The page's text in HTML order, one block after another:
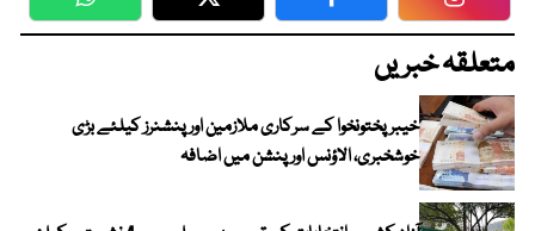
WhatsApp Twitter Facebook
متعلقہ خبریں
خیبرپختونخوا کے سرکاری ملازمین اور پنشنرز کیلئے بڑی
خوشخبری، الاؤنس اور پنشن میں اضافہ